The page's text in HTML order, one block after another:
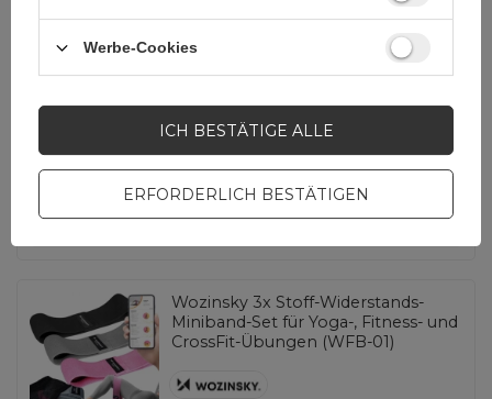
13,25 EUR inkl. MwSt
Niedrigster Preis in 30 Tagen vor Rabatt:12,55 EUR +5%
Normaler Preis:13,95 EUR -5%
1625 Stk auf Lager -
Wozinsky 3x Stoff-Widerstands-
Miniband-Set für Yoga-, Fitness- und
CrossFit-Übungen (WFB-01)
Werbe-Cookies
ERFORDERLICH BESTÄTIGEN
ICH BESTÄTIGE ALLE